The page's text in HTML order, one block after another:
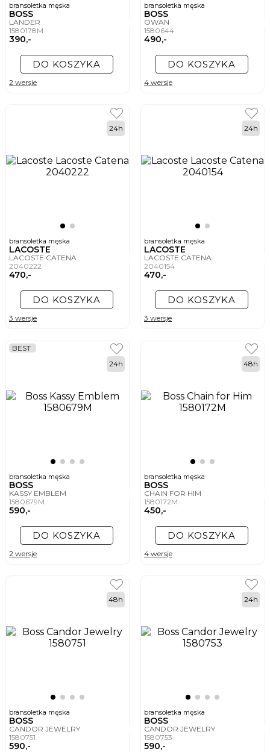
bransoletka męska
BOSS
LANDER
1580178M
390,-
DO KOSZYKA
2 wersje
bransoletka męska
BOSS
OWAN
1580644
490,-
DO KOSZYKA
4 wersje
bransoletka męska
LACOSTE
LACOSTE CATENA
2040222
470,-
24h
DO KOSZYKA
3 wersje
bransoletka męska
LACOSTE
LACOSTE CATENA
2040154
470,-
24h
DO KOSZYKA
3 wersje
bransoletka męska
BOSS
KASSY EMBLEM
1580679M
590,-
BEST
24h
DO KOSZYKA
2 wersje
bransoletka męska
BOSS
CHAIN FOR HIM
1580172M
450,-
48h
DO KOSZYKA
4 wersje
bransoletka męska
BOSS
CANDOR JEWELRY
1580751
590,-
48h
bransoletka męska
BOSS
CANDOR JEWELRY
1580753
590,-
24h